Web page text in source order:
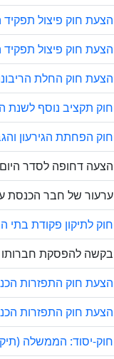
הצעת חוק פיצול
הצעת חוק פיצול
הצעת חוק החלת
חוק תקציב נוסף לשנת הכספים 2025,
חוק הפחתת הגירעון
הצעה דחופה לסדר
ערעור של חבר הכנסת
חוק לתיקון פקודת בתי הסוהר (מס' 64
בקשה להפסקת חברותו
הצעת חוק התפזרות
הצעת חוק התפזרות
חוק-יסוד: הממשלה (תיקון